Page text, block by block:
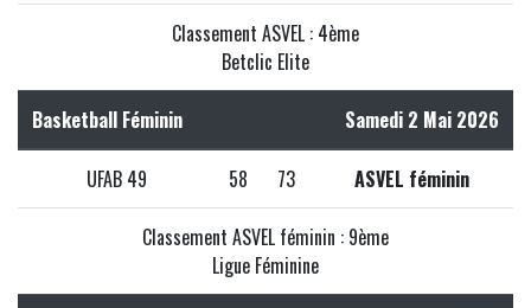
Classement ASVEL : 4ème
Betclic Elite
Basketball Féminin Samedi 2 Mai 2026
UFAB 49 58 73 ASVEL féminin
Classement ASVEL féminin : 9ème
Ligue Féminine